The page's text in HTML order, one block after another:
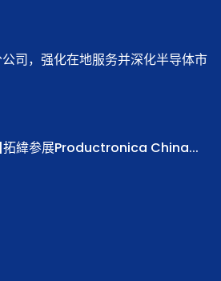
司，强化在地服务并深化半导体市
拓緯参展Productronica China...